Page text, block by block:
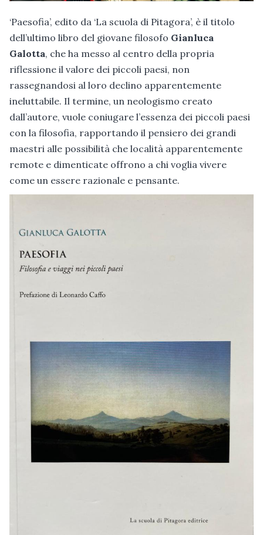
‘Paesofia’, edito da ‘La scuola di Pitagora’, è il titolo
dell’ultimo libro del giovane filosofo Gianluca
Galotta, che ha messo al centro della propria
riflessione il valore dei piccoli paesi, non
rassegnandosi al loro declino apparentemente
ineluttabile. Il termine, un neologismo creato
dall’autore, vuole coniugare l’essenza dei piccoli paesi
con la filosofia, rapportando il pensiero dei grandi
maestri alle possibilità che località apparentemente
remote e dimenticate offrono a chi voglia vivere
come un essere razionale e pensante.